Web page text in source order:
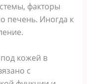
факторы
печень. Иногда к
кожей в
с